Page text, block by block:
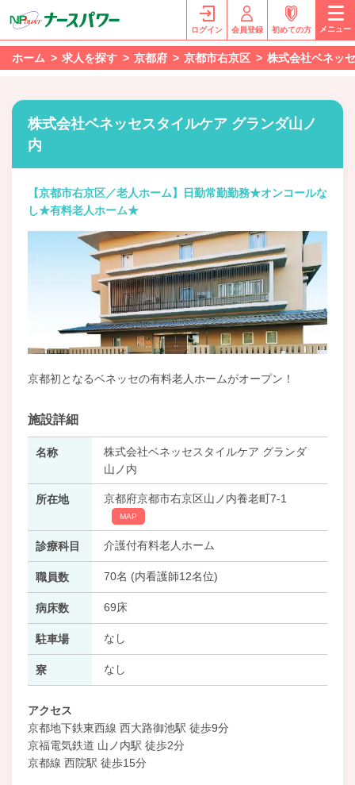
ログイン 会員登録 初めての方 メニュー
ホーム 求人を探す 京都府 京都市右京区 株式会社ベネッ
株式会社ベネッセスタイルケア グランダ山ノ
内
【京都市右京区／老人ホーム】日勤常勤勤務★オンコールな
し★有料老人ホーム★
京都初となるベネッセの有料老人ホームがオープン！
施設詳細
名称
株式会社ベネッセスタイルケア グランダ
山ノ内
所在地 京都府京都市右京区山ノ内養老町7-1
MAP
診療科目 介護付有料老人ホーム
職員数 70名 (内看護師12名位)
病床数 69床
駐車場 なし
寮 なし
アクセス
京都地下鉄東西線 西大路御池駅 徒歩9分
京福電気鉄道 山ノ内駅 徒歩2分
京都線 西院駅 徒歩15分